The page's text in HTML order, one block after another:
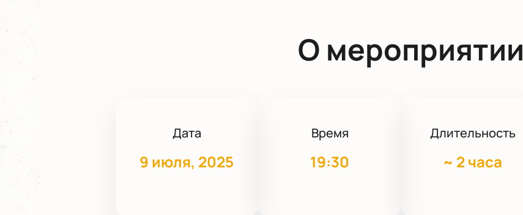
О мероприятии
Дата
9 июля, 2025
Время
19:30
Длительность
~ 2 часа